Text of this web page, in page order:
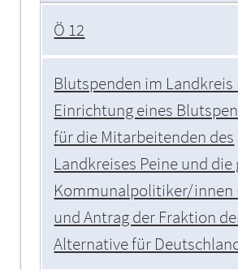
Ö 12
Blutspenden im Landkreis
Einrichtung eines
für die Mitarbeitenden des
Landkreises Peine und
Kommunalpolitiker/innen
und Antrag der Fraktion
Alternative für